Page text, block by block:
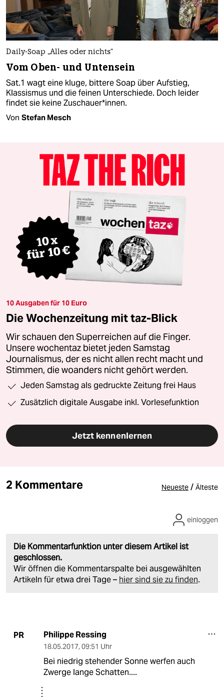
Daily-Soap „Alles oder nichts“
Vom Oben- und Untensein
Sat.1 wagt eine kluge, bittere Soap über Aufstieg,
Klassismus und die feinen Unterschiede. Doch leider
findet sie keine Zuschauer*innen.
Von Stefan Mesch
10 Ausgaben für 10 Euro
Die Wochenzeitung mit taz-Blick
Wir schauen den Superreichen auf die Finger.
Unsere wochentaz bietet jeden Samstag
Journalismus, der es nicht allen recht macht und
Stimmen, die woanders nicht gehört werden.
Jeden Samstag als gedruckte Zeitung frei Haus
Zusätzlich digitale Ausgabe inkl. Vorlesefunktion
Jetzt kennenlernen
2 Kommentare Neueste / Älteste
Die Kommentarfunktion unter diesem Artikel ist
geschlossen.
Wir öffnen die Kommentarspalte bei ausgewählten
Artikeln für etwa drei Tage – hier sind sie zu finden.
einloggen
PR Philippe Ressing
18.05.2017, 09:51 Uhr
Bei niedrig stehender Sonne werfen auch
Zwerge lange Schatten....